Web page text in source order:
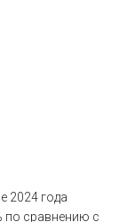
2024 года
по сравнению с